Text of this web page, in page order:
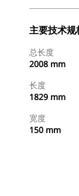
主要技术规
总长度
2008 mm
长度
1829 mm
宽度
150 mm